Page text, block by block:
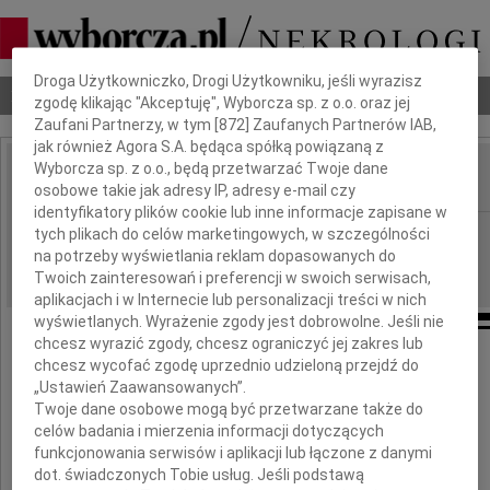
Nekrologi Odeszli Poradnik pogrzebowy
IMIĘ I NAZWISKO:
REGION: Poznań
DATA EMISJI: 19.06.2026
Ordynatorowi Oddziału Kardiochirurgii
Dr Pawłowi Kwineckiemu
Dbamy o Twoją prywatność
Droga Użytkowniczko, Drogi Użytkowniku, jeśli wyrazisz
zgodę klikając "Akceptuję", Wyborcza sp. z o.o. oraz jej
Zaufani Partnerzy, w tym [872 ] Zaufanych Partnerów IAB,
jak również Agora S.A. będąca spółką powiązaną z
Wyborcza sp. z o.o., będą przetwarzać Twoje dane
osobowe takie jak adresy IP, adresy e-mail czy
identyfikatory plików cookie lub inne informacje zapisane w
tych plikach do celów marketingowych, w szczególności
na potrzeby wyświetlania reklam dopasowanych do
Twoich zainteresowań i preferencji w swoich serwisach,
aplikacjach i w Internecie lub personalizacji treści w nich
wyświetlanych. Wyrażenie zgody jest dobrowolne. Jeśli nie
chcesz wyrazić zgody, chcesz ograniczyć jej zakres lub
chcesz wycofać zgodę uprzednio udzieloną przejdź do
„Ustawień Zaawansowanych”.
Twoje dane osobowe mogą być przetwarzane także do
celów badania i mierzenia informacji dotyczących
funkcjonowania serwisów i aplikacji lub łączone z danymi
dot. świadczonych Tobie usług. Jeśli podstawą